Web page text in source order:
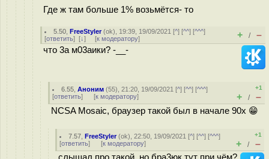
Где ж там больше 1% возьмётся- то
5.50 ,FreeStyler(ok), 19:39, 19/09/2021 [^] [^^] [^^^]
[ответить] [↓] [к модератору] + / –
что 3а м03аики? -__-
6.55 ,Аноним (55), 21:20, 19/09/2021 [^] [^^] [^^^]
[ответить] [к модератору]
+1
+ / –
NCSA Mosaic, браузер такой был в начале 90х 😁
7.57 ,FreeStyler(ok), 22:50, 19/09/2021 [^] [^^] [^^^]
[ответить] [к модератору]
+1
+ / –